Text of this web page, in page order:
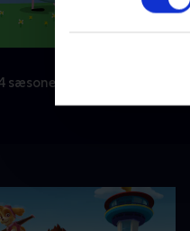
sæsoner